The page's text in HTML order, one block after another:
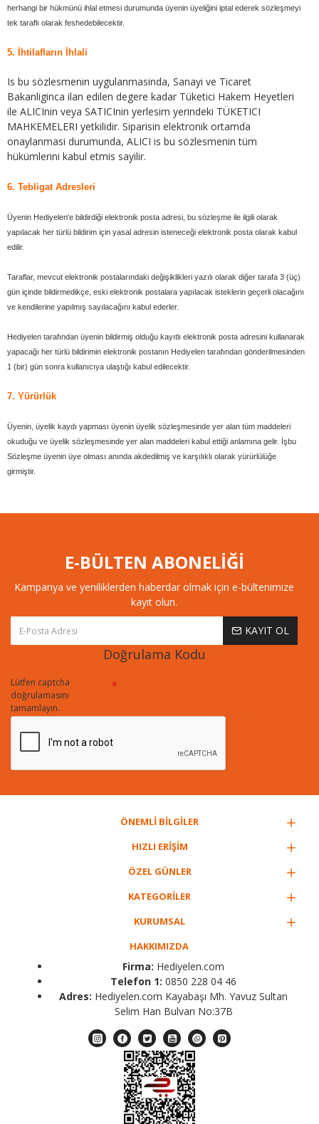
herhangi bir hükmünü ihlal etmesi durumunda üyenin üyeliğini iptal ederek sözleşmeyi
tek taraflı olarak feshedebilecektir.
5. İhtilafların İhlali
Is bu sözlesmenin uygulanmasinda, Sanayi ve Ticaret
Bakanliginca ilan edilen degere kadar Tüketici Hakem Heyetleri
ile ALICInin veya SATICInin yerlesim yerindeki TÜKETICI
MAHKEMELERI yetkilidir. Siparisin elektronik ortamda
onaylanmasi durumunda, ALICI is bu sözlesmenin tüm
hükümlerini kabul etmis sayilir.
6. Tebligat Adresleri
Üyenin Hediyelen'e bildirdiği elektronik posta adresi, bu sözleşme ile ilgili olarak
yapılacak her türlü bildirim için yasal adresin isteneceği elektronik posta olarak kabul
edilir.
Taraflar, mevcut elektronik postalarındaki değişiklikleri yazılı olarak diğer tarafa 3 (üç)
gün içinde bildirmedikçe, eski elektronik postalara yapılacak isteklerin geçerli olacağını
ve kendilerine yapılmış sayılacağını kabul ederler.
Hediyelen tarafından üyenin bildirmiş olduğu kayıtlı elektronik posta adresini kullanarak
yapacağı her türlü bildirimin elektronik postanın Hediyelen tarafından gönderilmesinden
1 (bir) gün sonra kullanıcıya ulaştığı kabul edilecektir.
7. Yürürlük
Üyenin, üyelik kaydı yapması üyenin üyelik sözleşmesinde yer alan tüm maddeleri
okuduğu ve üyelik sözleşmesinde yer alan maddeleri kabul ettiği anlamına gelir. İşbu
Sözleşme üyenin üye olması anında akdedilmiş ve karşılıklı olarak yürürlülüğe
girmiştir.
E-BÜLTEN ABONELİĞİ
Kampanya ve yeniliklerden haberdar olmak için e-bültenimize
kayıt olun.
KAYIT OL
Doğrulama Kodu
Lütfen captcha
doğrulamasını
tamamlayın.
ÖNEMLİ BİLGİLER
HIZLI ERİŞİM
ÖZEL GÜNLER
KATEGORİLER
KURUMSAL
HAKKIMIZDA
Firma: Hediyelen.com
Telefon 1: 0850 228 04 46
Adres: Hediyelen.com Kayabaşı Mh. Yavuz Sultan
Selim Han Bulvarı No:37B